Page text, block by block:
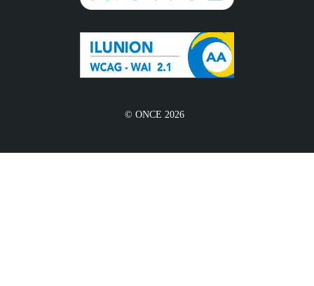
© ONCE 2026